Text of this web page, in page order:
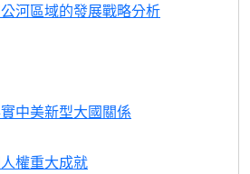
河區域的發展戰略分析
中美新型大國關係
權重大成就